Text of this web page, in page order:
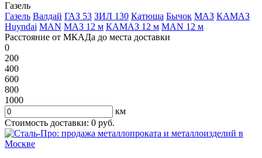
Газель
Газель Валдай ГАЗ 53 ЗИЛ 130 Катюша Бычок МАЗ КАМАЗ
Huyndai MAN МАЗ 12 м КАМАЗ 12 м MAN 12 м
Расстояние от МКАДа до места доставки
0
200
400
600
800
1000
км
Стоимость доставки: 0 руб.